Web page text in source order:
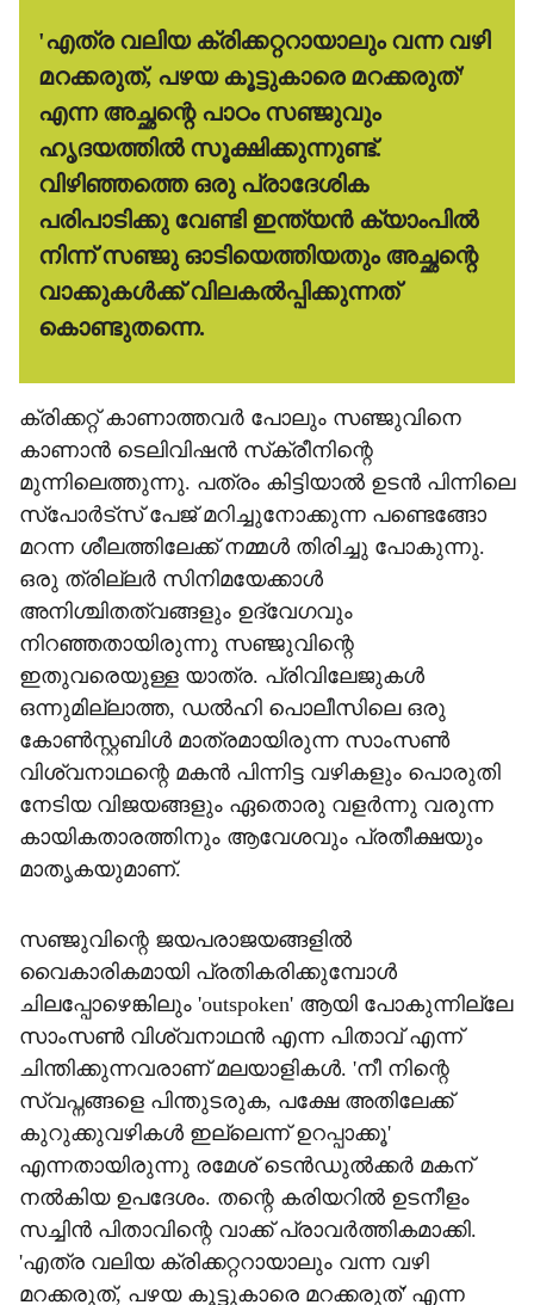
'എത്ര വലിയ ക്രിക്കറ്ററായാലും വന്ന വഴി
മറക്കരുത്, പഴയ കൂട്ടുകാരെ മറക്കരുത്'
എന്ന അച്ഛന്റെ പാഠം സഞ്ജുവും
ഹൃദയത്തില്‍ സൂക്ഷിക്കുന്നുണ്ട്.
വിഴിഞ്ഞത്തെ ഒരു പ്രാദേശിക
പരിപാടിക്കു വേണ്ടി ഇന്ത്യന്‍ ക്യാംപില്‍
നിന്ന് സഞ്ജു ഓടിയെത്തിയതും അച്ഛന്റെ
വാക്കുകള്‍ക്ക് വിലകല്‍പ്പിക്കുന്നത്
കൊണ്ടുതന്നെ.
ക്രിക്കറ്റ് കാണാത്തവര്‍ പോലും സഞ്ജുവിനെ
കാണാന്‍ ടെലിവിഷന്‍ സ്‌ക്രീനിന്റെ
മുന്നിലെത്തുന്നു. പത്രം കിട്ടിയാല്‍ ഉടന്‍ പിന്നിലെ
സ്‌പോര്‍ട്‌സ് പേജ് മറിച്ചുനോക്കുന്ന പണ്ടെങ്ങോ
മറന്ന ശീലത്തിലേക്ക് നമ്മള്‍ തിരിച്ചു പോകുന്നു.
ഒരു ത്രില്ലര്‍ സിനിമയേക്കാള്‍
അനിശ്ചിതത്വങ്ങളും ഉദ്വേഗവും
നിറഞ്ഞതായിരുന്നു സഞ്ജുവിന്റെ
ഇതുവരെയുള്ള യാത്ര. പ്രിവിലേജുകള്‍
ഒന്നുമില്ലാത്ത, ഡല്‍ഹി പൊലീസിലെ ഒരു
കോണ്‍സ്റ്റബിള്‍ മാത്രമായിരുന്ന സാംസണ്‍
വിശ്വനാഥന്റെ മകന്‍ പിന്നിട്ട വഴികളും പൊരുതി
നേടിയ വിജയങ്ങളും ഏതൊരു വളര്‍ന്നു വരുന്ന
കായികതാരത്തിനും ആവേശവും പ്രതീക്ഷയും
മാതൃകയുമാണ്.
സഞ്ജുവിന്റെ ജയപരാജയങ്ങളില്‍
വൈകാരികമായി പ്രതികരിക്കുമ്പോള്‍
ചിലപ്പോഴെങ്കിലും 'outspoken' ആയി പോകുന്നില്ലേ
സാംസണ്‍ വിശ്വനാഥന്‍ എന്ന പിതാവ് എന്ന്
ചിന്തിക്കുന്നവരാണ് മലയാളികള്‍. 'നീ നിന്റെ
സ്വപ്നങ്ങളെ പിന്തുടരുക, പക്ഷേ അതിലേക്ക്
കുറുക്കുവഴികള്‍ ഇല്ലെന്ന് ഉറപ്പാക്കൂ'
എന്നതായിരുന്നു രമേശ് ടെന്‍ഡുല്‍ക്കര്‍ മകന്
നല്‍കിയ ഉപദേശം. തന്റെ കരിയറില്‍ ഉടനീളം
സച്ചിന്‍ പിതാവിന്റെ വാക്ക് പ്രാവര്‍ത്തികമാക്കി.
'എത്ര വലിയ ക്രിക്കറ്ററായാലും വന്ന വഴി
മറക്കരുത്, പഴയ കൂട്ടുകാരെ മറക്കരുത്' എന്ന